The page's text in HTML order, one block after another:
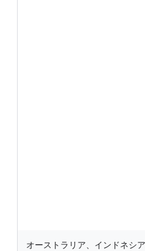
オーストラリア、インドネシ